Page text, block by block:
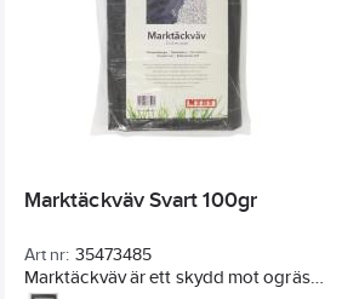
Marktäckväv Svart 100gr
Art nr: 35473485
Marktäckväv är ett skydd mot ogräs,